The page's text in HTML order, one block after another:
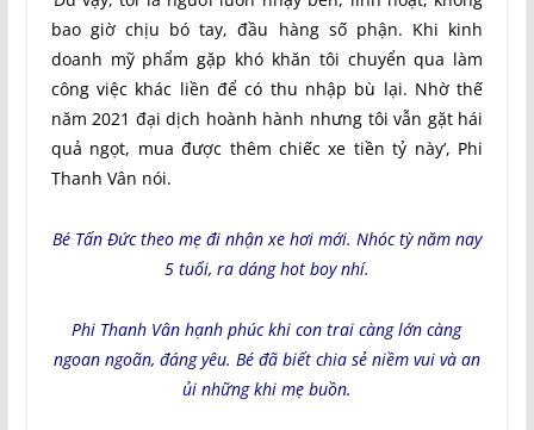
bao giờ chịu bó tay, đầu hàng số phận. Khi kinh
doanh mỹ phẩm gặp khó khăn tôi chuyển qua làm
công việc khác liền để có thu nhập bù lại. Nhờ thế
năm 2021 đại dịch hoành hành nhưng tôi vẫn gặt hái
quả ngọt, mua được thêm chiếc xe tiền tỷ này’, Phi
Thanh Vân nói.
Bé Tấn Đức theo mẹ đi nhận xe hơi mới. Nhóc tỳ năm nay
5 tuổi, ra dáng hot boy nhí.
Phi Thanh Vân hạnh phúc khi con trai càng lớn càng
ngoan ngoãn, đáng yêu. Bé đã biết chia sẻ niềm vui và an
ủi những khi mẹ buồn.